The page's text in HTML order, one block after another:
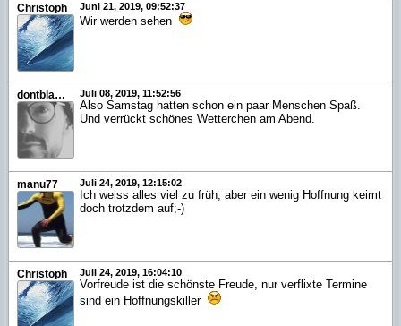
Christoph Juni 21, 2019, 09:52:37
Wir werden sehen
dontblameme Juli 08, 2019, 11:52:56
Also Samstag hatten schon ein paar Menschen Spaß.
Und verrückt schönes Wetterchen am Abend.
manu77 Juli 24, 2019, 12:15:02
Ich weiss alles viel zu früh, aber ein wenig Hoffnung keimt
doch trotzdem auf;-)
Christoph Juli 24, 2019, 16:04:10
Vorfreude ist die schönste Freude, nur verflixte Termine
sind ein Hoffnungskiller